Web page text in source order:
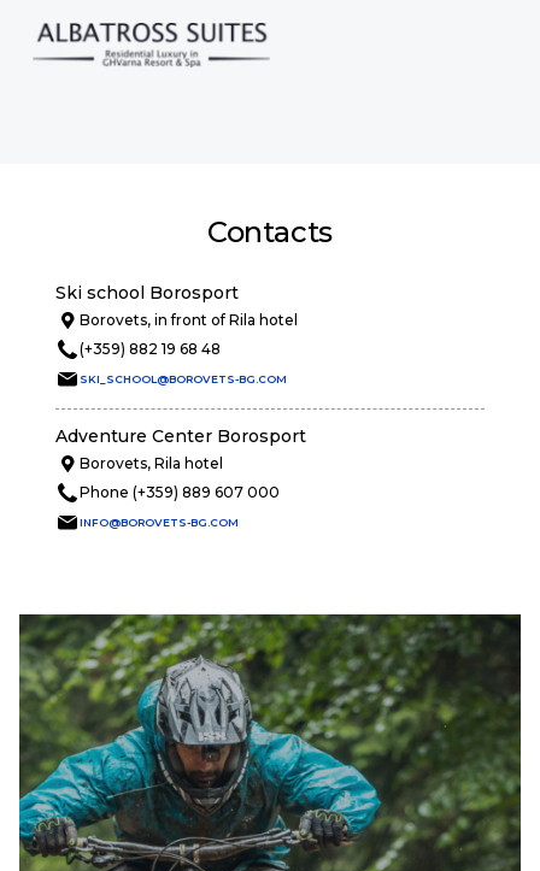
Contacts
Ski school Borosport
Borovets, in front of Rila hotel
(+359) 882 19 68 48
SKI_SCHOOL@BOROVETS-BG.COM
Adventure Center Borosport
Borovets, Rila hotel
Phone (+359) 889 607 000
INFO@BOROVETS-BG.COM